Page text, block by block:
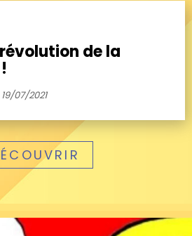
de la
19/07/2021